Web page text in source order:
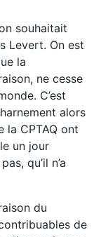
souhaitait
Levert. On est
la
ne cesse
C’est
alors
la CPTAQ ont
un jour
qu’il n’a
du
de